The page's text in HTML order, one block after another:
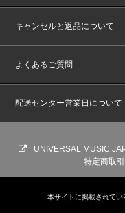
キャンセルと返品について
よくあるご質問
配送センター営業日について
UNIVERSAL MUSIC
特定商取
本サイトに掲載されて